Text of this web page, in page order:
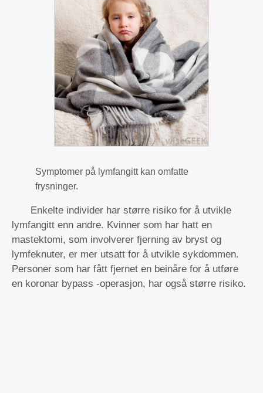
Symptomer på lymfangitt kan omfatte
frysninger.
Enkelte individer har større risiko for å utvikle
lymfangitt enn andre. Kvinner som har hatt en
mastektomi, som involverer fjerning av bryst og
lymfeknuter, er mer utsatt for å utvikle sykdommen.
Personer som har fått fjernet en beinåre for å utføre
en koronar bypass -operasjon, har også større risiko.